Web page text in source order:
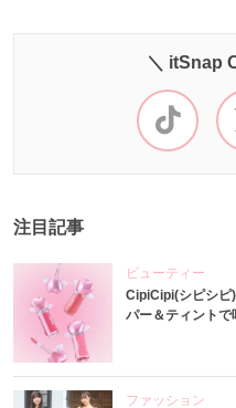
＼ itSnap
注目記事
ビューティー
CipiCipi(シピシピ
パー＆ティント
ファッション